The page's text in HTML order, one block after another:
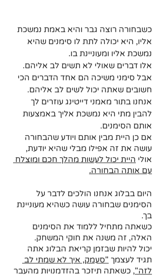
כשבחורה רוצה גבר והיא באמת נמשכת
אליו, היא יכולה לתת לו סימנים שהיא
נמשכת אליו ומעוניינת בו.
אלו דברים שאולי לא תשים לב אליהם.
אבל סימני משיכה הם אחד הדברים הכי
חשובים שאתה יכול לשים לב אליהם.
אנחנו בתור מאמני דייטינג עוזרים לך
להבין מתי היא נמשכת אליך באמצעות
אותם הסימנים.
אם כן היית מבין אותם ויודע שהבחורה
עושה את זה אפילו מבלי שהיא יודעת,
אולי היית יכול לעשות מהלך חכם ומוצלח
עם אותה הבחורה.
היום בבלוג אנחנו הולכים לדבר על
הסימנים שבחורה עושה כשהיא מעוניינת
בך.
כשאתה מתחיל ללמוד את הסימנים
האלה, זה משנה את חוקי המשחק.
יכול להיות שבזמן קריאת הבלוג אתה
תגיד לעצמך "סעמק, איך לא שמתי לב
לזה", כשאתה תיזכר בהזדמנויות מהעבר